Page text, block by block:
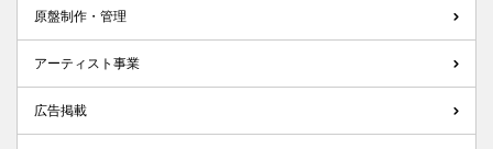
原盤制作・管理
アーティスト事業
広告掲載